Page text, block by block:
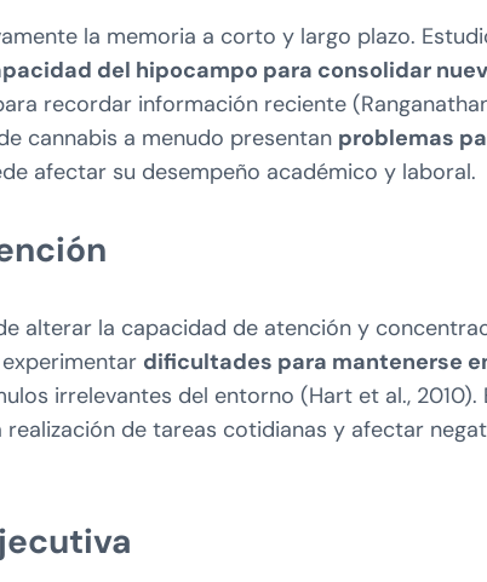
la memoria a corto y largo plazo.
del hipocampo para consolidar
recordar información reciente (Ranganathan
cannabis a menudo presentan problemas
afectar su desempeño académico y laboral.
alterar la capacidad de atención y
dificultades para mantenerse
irrelevantes del entorno (Hart et al.,
realización de tareas cotidianas y afectar